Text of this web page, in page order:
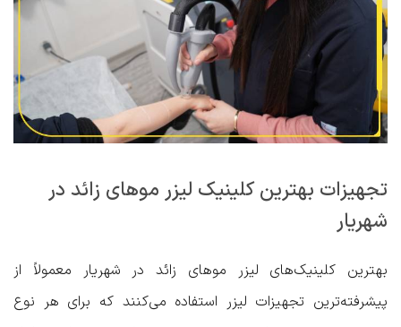
تجهیزات بهترین کلینیک لیزر موهای زائد در
شهریار
بهترین کلینیک‌های لیزر موهای زائد در شهریار معمولاً از
پیشرفته‌ترین تجهیزات لیزر استفاده می‌کنند که برای هر نوع